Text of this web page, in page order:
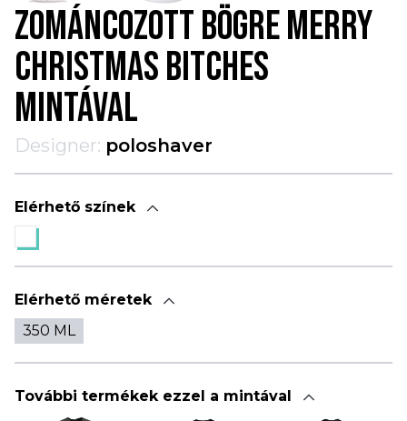
ZOMÁNCOZOTT BÖGRE MERRY
CHRISTMAS BITCHES
MINTÁVAL
Designer: poloshaver
Elérhető színek
Elérhető méretek
350 ML
További termékek ezzel a mintával